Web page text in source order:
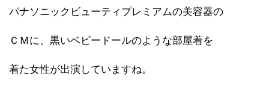
パナソニックビューティプレミアムの美容器の
ＣＭに、黒いベビードールのような部屋着を
着た女性が出演していますね。